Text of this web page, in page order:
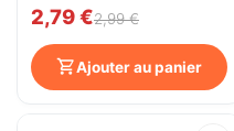
2,79 €2,99 €
Ajouter au panier